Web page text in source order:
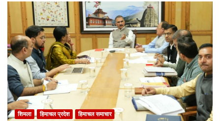
शिमला हिमाचल प्रदेश हिमाचल समाचार